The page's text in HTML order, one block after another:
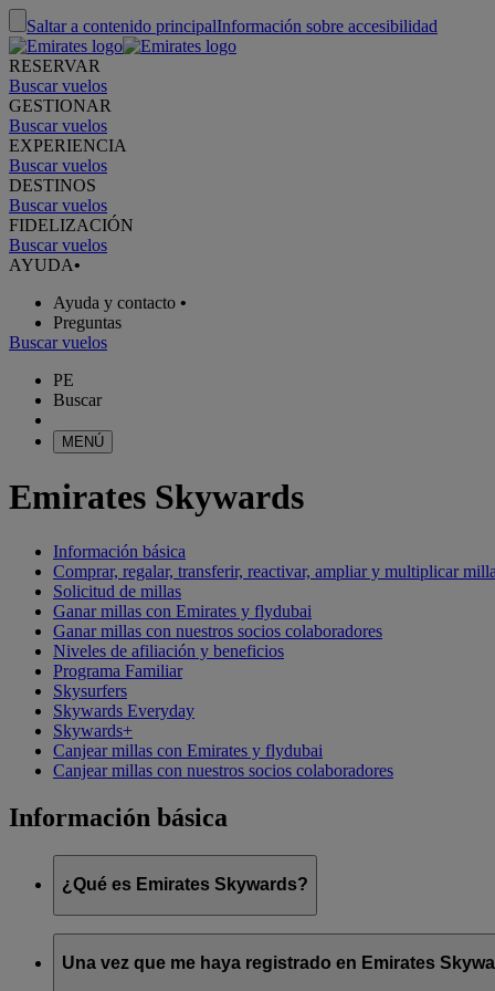
Saltar a contenido principalInformación sobre accesibilidad
RESERVAR
Buscar vuelos
GESTIONAR
Buscar vuelos
EXPERIENCIA
Buscar vuelos
DESTINOS
Buscar vuelos
FIDELIZACIÓN
Buscar vuelos
AYUDA•
Ayuda y contacto •
Preguntas
Buscar vuelos
PE
Buscar
MENÚ
Emirates Skywards
Información básica
Comprar, regalar, transferir, reactivar, ampliar y multiplicar
Solicitud de millas
Ganar millas con Emirates y flydubai
Ganar millas con nuestros socios colaboradores
Niveles de afiliación y beneficios
Programa Familiar
Skysurfers
Skywards Everyday
Skywards+
Canjear millas con Emirates y flydubai
Canjear millas con nuestros socios colaboradores
Información básica
¿Qué es Emirates Skywards?
Emirates Skywards es el galardonado programa de
Ofrece a los socios una serie de ventajas y experiencias
Una vez que me haya registrado en Emirates